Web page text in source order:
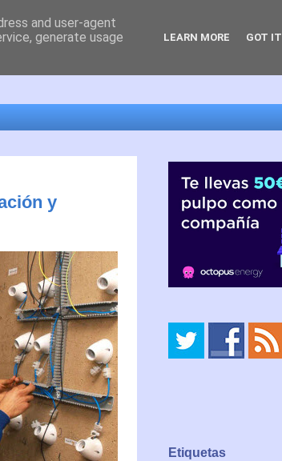
y
Etiquetas
and user-agent
generate usage
LEARN MORE GOT IT